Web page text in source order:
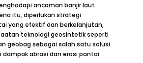
ancaman banjir laut
itu, diperlukan strategi
yang efektif dan berkelanjutan,
teknologi geosintetik seperti
geobag sebagai salah satu solusi
abrasi dan erosi pantai.